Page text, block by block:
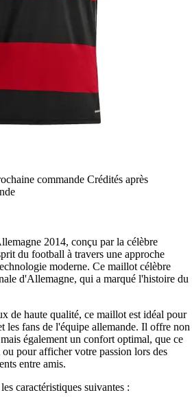
commande Crédités après
2014, conçu par la célèbre
du football à travers une approche
moderne. Ce maillot célèbre
d'Allemagne, qui a marqué l'histoire du
de haute qualité, ce maillot est idéal pour
les fans de l'équipe allemande. Il offre non
également un confort optimal, que ce
pour afficher votre passion lors des
entre amis.
caractéristiques suivantes :